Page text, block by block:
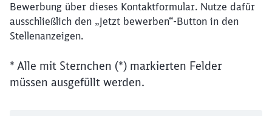
Bewerbung über dieses Kontaktformular. Nutze dafür
ausschließlich den „Jetzt bewerben“-Button in den
Stellenanzeigen.
* Alle mit Sternchen (*) markierten Felder
müssen ausgefüllt werden.